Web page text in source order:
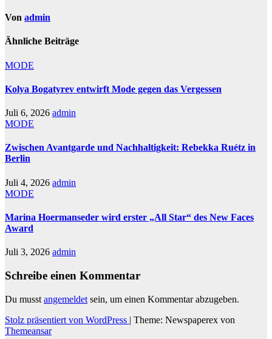
Von admin
Ähnliche Beiträge
MODE
Kolya Bogatyrev entwirft Mode gegen das Vergessen
Juli 6, 2026 admin
MODE
Zwischen Avantgarde und Nachhaltigkeit: Rebekka Ruétz in
Berlin
Juli 4, 2026 admin
MODE
Marina Hoermanseder wird erster „All Star“ des New Faces
Award
Juli 3, 2026 admin
Schreibe einen Kommentar
Du musst angemeldet sein, um einen Kommentar abzugeben.
Stolz präsentiert von WordPress | Theme: Newspaperex von
Themeansar